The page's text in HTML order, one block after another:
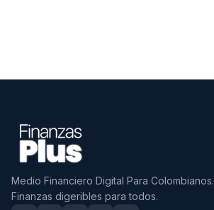
Medio Financiero Digital Para Colombianos.
Finanzas digeribles para todos.